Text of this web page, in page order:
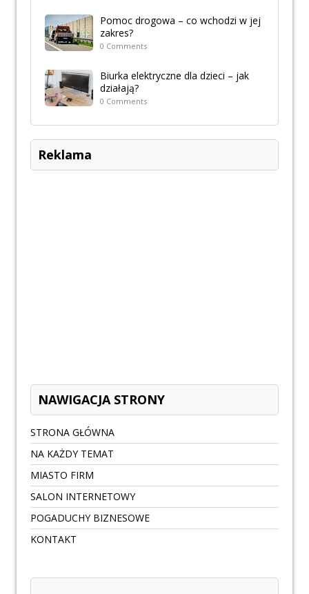
Pomoc drogowa – co wchodzi w jej
zakres?
0 Comments
Biurka elektryczne dla dzieci – jak
działają?
0 Comments
Reklama
NAWIGACJA STRONY
STRONA GŁÓWNA
NA KAŻDY TEMAT
MIASTO FIRM
SALON INTERNETOWY
POGADUCHY BIZNESOWE
KONTAKT